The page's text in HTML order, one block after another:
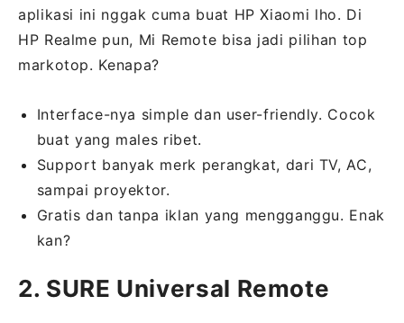
aplikasi ini nggak cuma buat HP Xiaomi lho. Di
HP Realme pun, Mi Remote bisa jadi pilihan top
markotop. Kenapa?
Interface-nya simple dan user-friendly. Cocok
buat yang males ribet.
Support banyak merk perangkat, dari TV, AC,
sampai proyektor.
Gratis dan tanpa iklan yang mengganggu. Enak
kan?
2. SURE Universal Remote